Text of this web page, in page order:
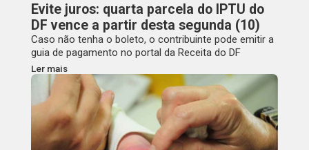
Evite juros: quarta parcela do IPTU do
DF vence a partir desta segunda (10)
Caso não tenha o boleto, o contribuinte pode emitir a
guia de pagamento no portal da Receita do DF
Ler mais